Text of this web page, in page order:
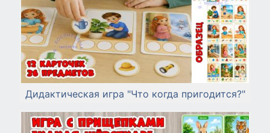
Дидактическая игра "Что когда пригодится?"